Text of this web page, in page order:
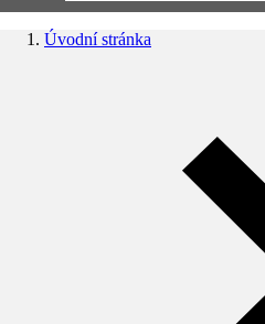
Úvodní stránka